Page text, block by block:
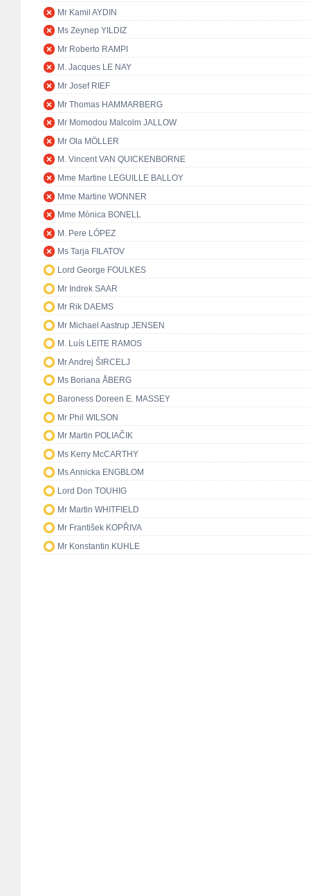
Mr Kamil AYDIN
Ms Zeynep YILDIZ
Mr Roberto RAMPI
M. Jacques LE NAY
Mr Josef RIEF
Mr Thomas HAMMARBERG
Mr Momodou Malcolm JALLOW
Mr Ola MÖLLER
M. Vincent VAN QUICKENBORNE
Mme Martine LEGUILLE BALLOY
Mme Martine WONNER
Mme Mònica BONELL
M. Pere LÓPEZ
Ms Tarja FILATOV
Lord George FOULKES
Mr Indrek SAAR
Mr Rik DAEMS
Mr Michael Aastrup JENSEN
M. Luís LEITE RAMOS
Mr Andrej ŠIRCELJ
Ms Boriana ÅBERG
Baroness Doreen E. MASSEY
Mr Phil WILSON
Mr Martin POLIAČIK
Ms Kerry McCARTHY
Ms Annicka ENGBLOM
Lord Don TOUHIG
Mr Martin WHITFIELD
Mr František KOPŘIVA
Mr Konstantin KUHLE